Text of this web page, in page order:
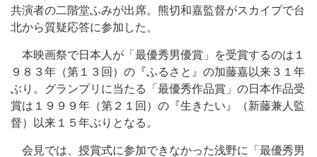
共演者の二階堂ふみが出席。熊切和嘉監督がスカイプで台
北から質疑応答に参加した。
本映画祭で日本人が「最優秀男優賞」を受賞するのは１
９８３年（第１３回）の『ふるさと』の加藤嘉以来３１年
ぶり。グランプリに当たる「最優秀作品賞」の日本作品受
賞は１９９９年（第２１回）の『生きたい』（新藤兼人監
督）以来１５年ぶりとなる。
会見では、授賞式に参加できなかった浅野に「最優秀男